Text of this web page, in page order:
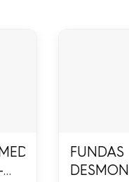
FUNDAS